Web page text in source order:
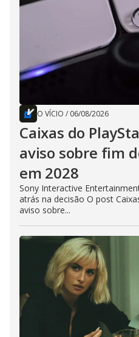
O VÍCIO / 06/08/2026
Caixas do
aviso sobre fim
em 2028
Sony Interactive
atrás na decisão O post
aviso sobre...